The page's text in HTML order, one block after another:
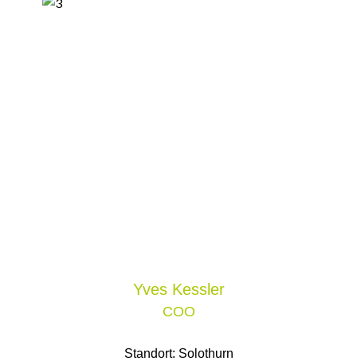
YvesKessler
COO
Standort: Solothurn